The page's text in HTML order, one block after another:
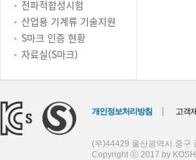
전파적합성시험
산업용 기계류 기술지원
S마크 인증 현황
자료실(S마크)
개인정보처리방침 | 고객
(우)44429 울산광역시 중구
Copyright ⓒ 2017 by